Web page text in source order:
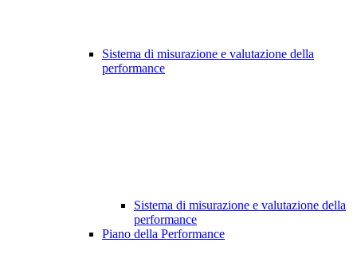
Sistema di misurazione e valutazione della
performance
Sistema di misurazione e valutazione della
performance
Piano della Performance